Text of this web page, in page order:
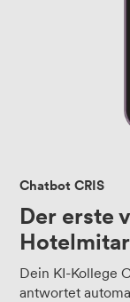
Chatbot CRIS
Der erste
Dein KI-Kollege
antwortet